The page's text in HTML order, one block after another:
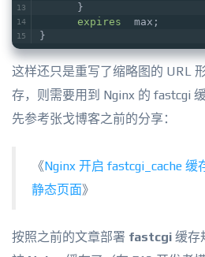
      }
expires
  max;
}
这样还只是重写了缩略图的 URL
存，则需要用到 Nginx 的 fastcgi
先参考张戈博客之前的分享：
《Nginx 开启 fastcgi_cache
静态页面》
按照之前的文章部署 fastcgi 缓存